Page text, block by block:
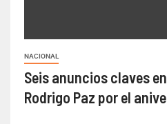
NACIONAL
Seis anuncios claves
Rodrigo Paz por el